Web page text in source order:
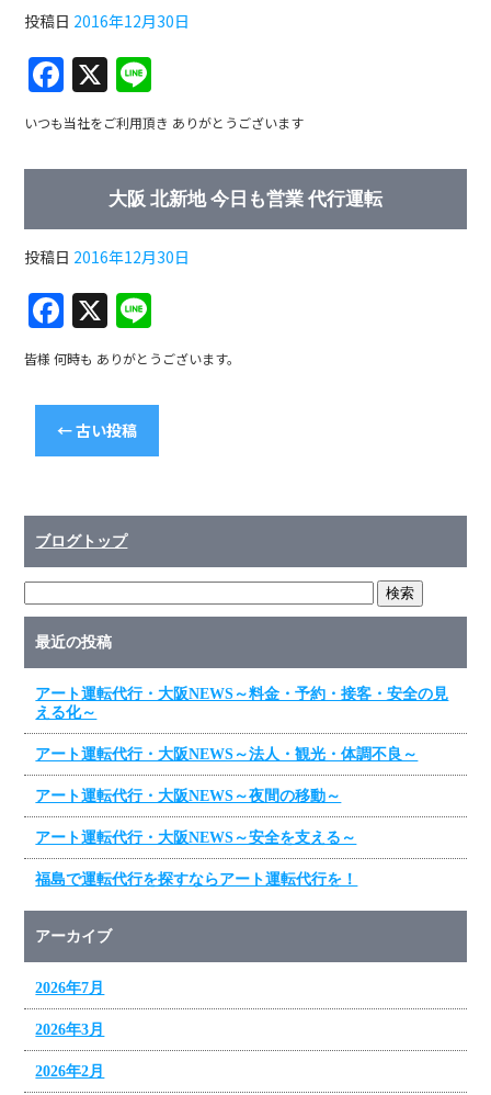
o
k
投稿日 2016年12月30日
F
a
c
e
o
o
k
X
n
e
いつも当社をご利用頂き ありがとうございます
大阪 北新地 今日も営業 代行運転
投稿日 2016年12月30日
F
a
c
e
b
o
k
X
n
e
皆様 何時も ありがとうございます。
←古い投稿
ブログトップ
最近の投稿
アート運転代行・大阪NEWS～料金・予約・接客・安全の見
える化～
アート運転代行・大阪NEWS～法人・観光・体調不良～
アート運転代行・大阪NEWS～夜間の移動～
アート運転代行・大阪NEWS～安全を支える～
福島で運転代行を探すならアート運転代行を！
アーカイブ
2026年7月
2026年3月
2026年2月